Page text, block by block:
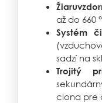
až do 660
Systém
sadzí na
Trojitý
clona pre